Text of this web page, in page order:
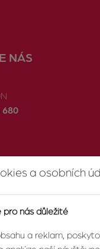
NÁS
680
a osobních
pro nás důležité
a reklam,